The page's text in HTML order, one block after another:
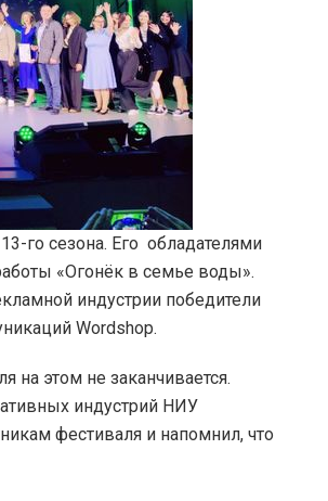
го сезона. Его обладателями
«Огонёк в семье воды».
индустрии победители
Wordshop.
на этом не заканчивается.
индустрий НИУ
фестиваля и напомнил, что